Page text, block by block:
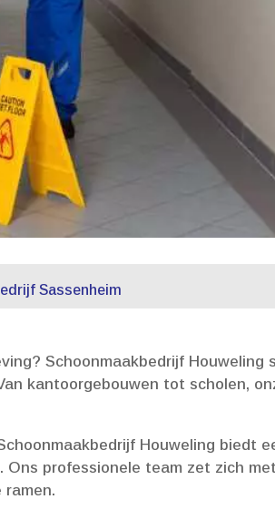
Sassenheim
Schoonmaakbedrijf Houweling
kantoorgebouwen tot scholen,
Houweling biedt
professionele team zet zich